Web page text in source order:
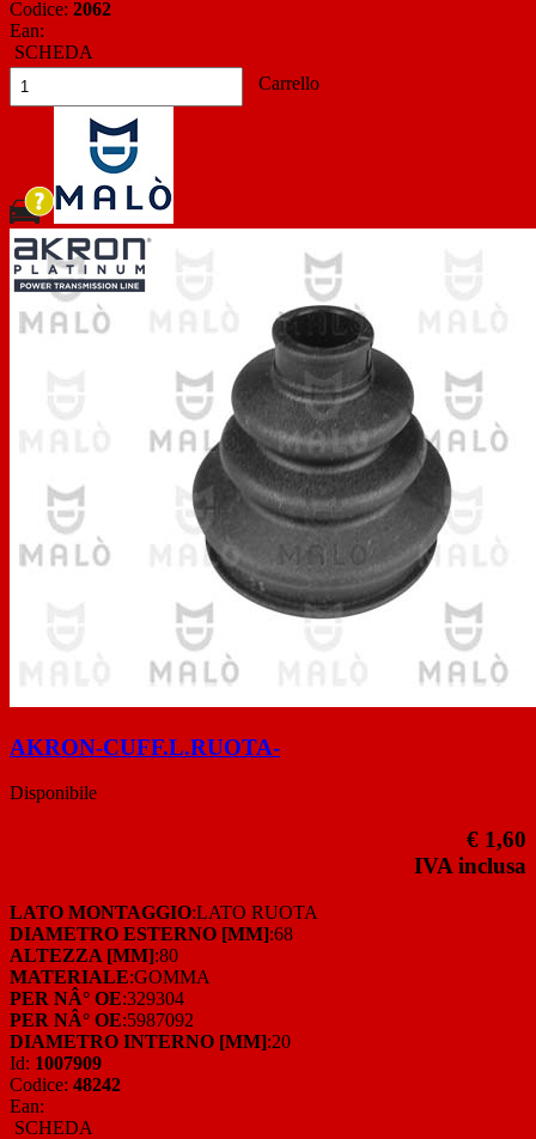
Codice: 2062
Ean:
SCHEDA
Carrello
AKRON-CUFF.L.RUOTA-
Disponibile
€ 1,60
IVA inclusa
LATO MONTAGGIO:LATO RUOTA
DIAMETRO ESTERNO [MM]:68
ALTEZZA [MM]:80
MATERIALE:GOMMA
PER NÂ° OE:329304
PER NÂ° OE:5987092
DIAMETRO INTERNO [MM]:20
Id: 1007909
Codice: 48242
Ean:
SCHEDA